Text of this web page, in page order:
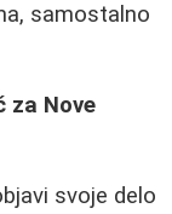
samostalno
za Nove
svoje delo